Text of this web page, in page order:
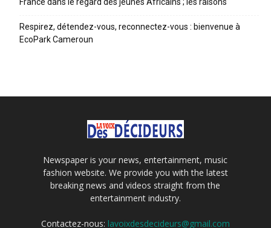
France dans le regard des jeunes Africains ; les raisons
Respirez, détendez-vous, reconnectez-vous : bienvenue à
EcoPark Cameroun
Newspaper is your news, entertainment, music
fashion website. We provide you with the latest
breaking news and videos straight from the
entertainment industry.
Contactez-nous: lavoixdesdecideurs@gmail.com